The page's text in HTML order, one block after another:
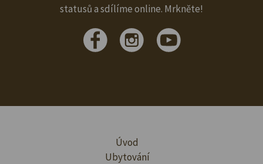
statusů a sdílíme online. Mrkněte!
Úvod
Ubytování